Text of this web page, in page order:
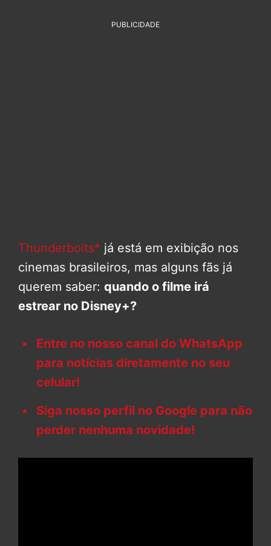
PUBLICIDADE
Thunderbolts* já está em exibição nos
cinemas brasileiros, mas alguns fãs já
querem saber: quando o filme irá
estrear no Disney+?
Entre no nosso canal do WhatsApp
para notícias diretamente no seu
celular!
Siga nosso perfil no Google para não
perder nenhuma novidade!